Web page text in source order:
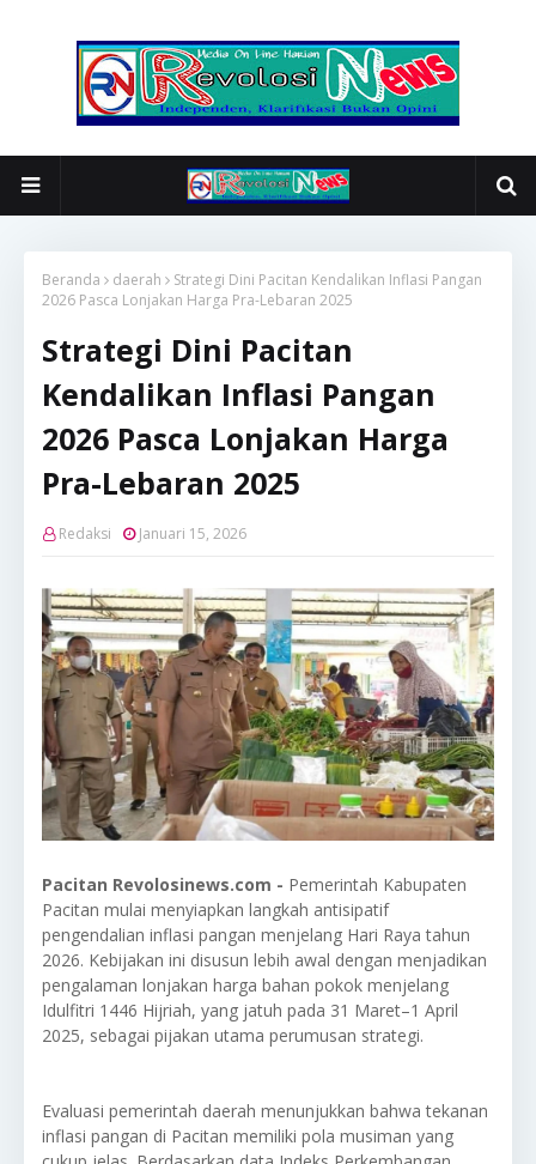
Beranda daerah
Strategi Dini Pacitan Kendalikan Inflasi Pangan
2026 Pasca Lonjakan Harga Pra-Lebaran 2025
Strategi Dini Pacitan
Kendalikan Inflasi Pangan
2026 Pasca Lonjakan Harga
Pra-Lebaran 2025
Redaksi Januari 15, 2026
Pacitan Revolosinews.com - Pemerintah Kabupaten
Pacitan mulai menyiapkan langkah antisipatif
pengendalian inflasi pangan menjelang Hari Raya tahun
2026. Kebijakan ini disusun lebih awal dengan menjadikan
pengalaman lonjakan harga bahan pokok menjelang
Idulfitri 1446 Hijriah, yang jatuh pada 31 Maret–1 April
2025, sebagai pijakan utama perumusan strategi.
Evaluasi pemerintah daerah menunjukkan bahwa tekanan
inflasi pangan di Pacitan memiliki pola musiman yang